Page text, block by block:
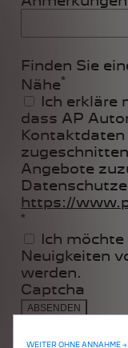
WEITER OHNE ANNAHME →